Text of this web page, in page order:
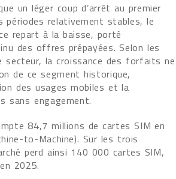
un léger coup d’arrêt au premier
périodes relativement stables, le
repart à la baisse, porté
des offres prépayées. Selon les
secteur, la croissance des forfaits ne
de ce segment historique,
des usages mobiles et la
sans engagement.
84,7 millions de cartes SIM en
to-Machine). Sur les trois
perd ainsi 140 000 cartes SIM,
2025.